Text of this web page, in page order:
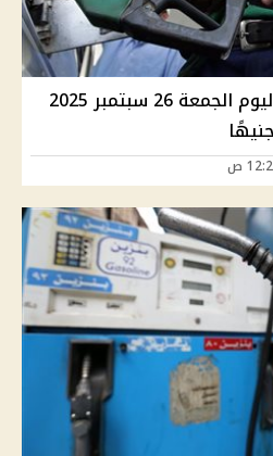
أسعار البنزين والسولار اليوم الجمعة 26 سبتمبر 2025